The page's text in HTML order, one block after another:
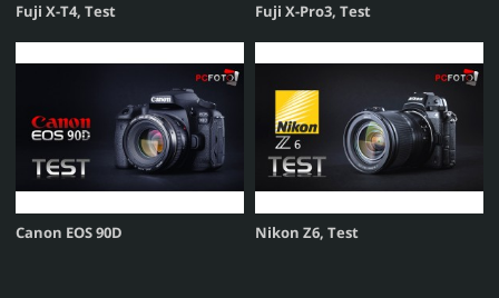
Fuji X-T4, Test Fuji X-Pro3, Test
Canon EOS 90D Nikon Z6, Test